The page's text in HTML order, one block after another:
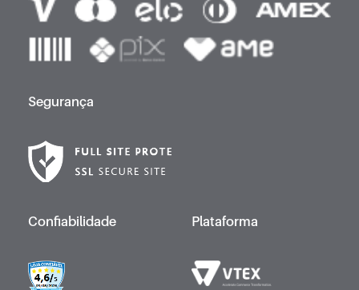
Segurança
Confiabilidade Plataforma